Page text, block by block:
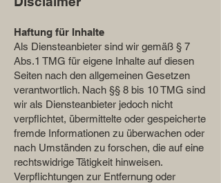
Haftung für Inhalte
Als Diensteanbieter sind wir gemäß § 7
Abs.1 TMG für eigene Inhalte auf diesen
Seiten nach den allgemeinen Gesetzen
verantwortlich. Nach §§ 8 bis 10 TMG sind
wir als Diensteanbieter jedoch nicht
verpflichtet, übermittelte oder gespeicherte
fremde Informationen zu überwachen oder
nach Umständen zu forschen, die auf eine
rechtswidrige Tätigkeit hinweisen.
Verpflichtungen zur Entfernung oder